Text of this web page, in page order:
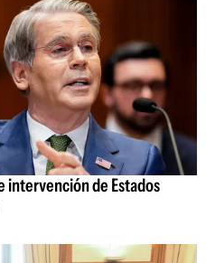
intervención de Estados